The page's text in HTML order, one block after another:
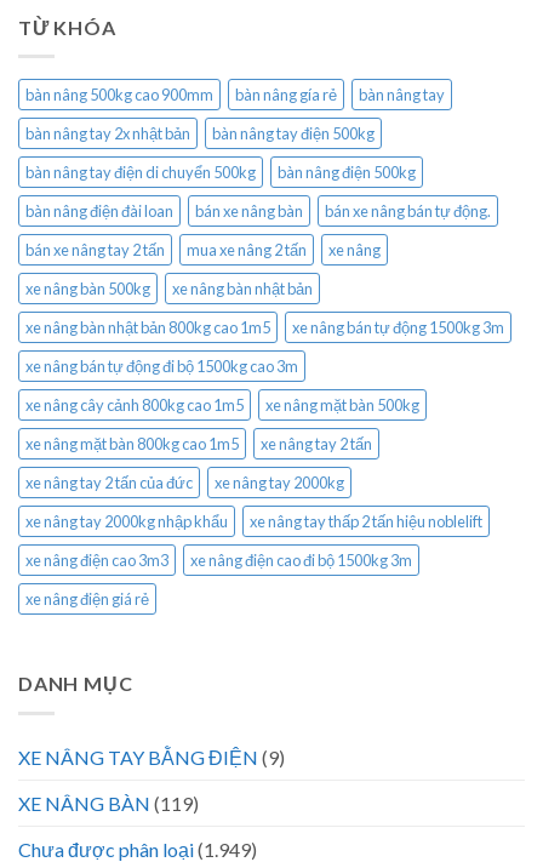
TỪ KHÓA
bàn nâng 500kg cao 900mm bàn nâng gía rẻ
bàn nâng tay
bàn nâng tay 2x nhật bản
bàn nâng tay điện 500kg
bàn nâng tay điện di chuyển 500kg
bàn nâng điện 500kg
bàn nâng điện đài loan
bán xe nâng bàn
bán xe nâng bán tự động.
bán xe nâng tay 2 tấn
mua xe nâng 2 tấn
xe nâng
xe nâng bàn 500kg
xe nâng bàn nhật bản
xe nâng bàn nhật bản 800kg cao 1m5
xe nâng bán tự động 1500kg 3m
xe nâng bán tự động đi bộ 1500kg cao 3m
xe nâng cây cảnh 800kg cao 1m5
xe nâng mặt bàn 500kg
xe nâng mặt bàn 800kg cao 1m5
xe nâng tay 2 tấn
xe nâng tay 2 tấn của đức
xe nâng tay 2000kg
xe nâng tay 2000kg nhập khẩu
xe nâng tay thấp 2 tấn hiệu noblelift
xe nâng điện cao 3m3
xe nâng điện cao đi bộ 1500kg 3m
xe nâng điện giá rẻ
DANH MỤC
XE NÂNG TAY BẰNG ĐIỆN (9)
XE NÂNG BÀN (119)
Chưa được phân loại(1.949)